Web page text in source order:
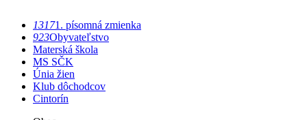
13171. písomná zmienka
923Obyvateľstvo
Materská škola
MS SČK
Únia žien
Klub dôchodcov
Cintorín